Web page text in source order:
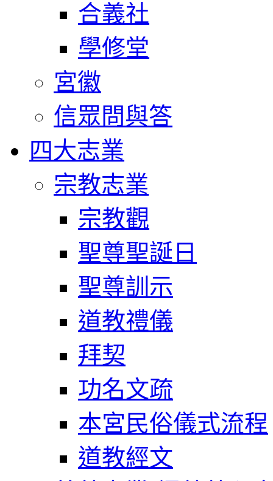
合義社
學修堂
宮徽
信眾問與答
四大志業
宗教志業
宗教觀
聖尊聖誕日
聖尊訓示
道教禮儀
拜契
功名文疏
本宮民俗儀式流程
道教經文